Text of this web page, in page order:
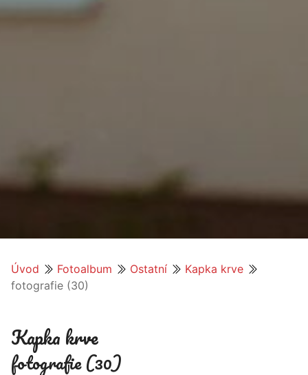
Úvod Fotoalbum Ostatní
Kapka krve
fotografie (30)
Kapka krve
fotografie (30)